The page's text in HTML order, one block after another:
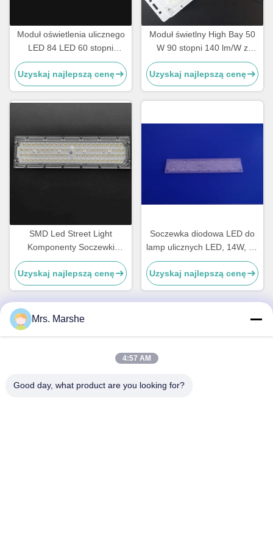
Moduł oświetlenia ulicznego
LED 84 LED 60 stopni
SMD3030 z wydajnością
140lm/W i soczewką PC
Uzyskaj najlepszą cenę
Moduł świetlny High Bay 50
W 90 stopni 140 lm/W z
diodą LED SMD3030 i
radiatorem aluminiowym do
oświetlenia przemysłowego i
ulicznego
Uzyskaj najlepszą cenę
SMD Led Street Light
Komponenty Soczewki
optyczne do lamp
drogowych
Uzyskaj najlepszą cenę
Soczewka diodowa LED do
lamp ulicznych LED, 14W, do
dróg i autostrad
Uzyskaj najlepszą cenę
Room7E, blok A, budynek Binfen Shiji, Longxiang Road,
Mrs. Marshe
4:57 AM
Good day, what product are you looking for?